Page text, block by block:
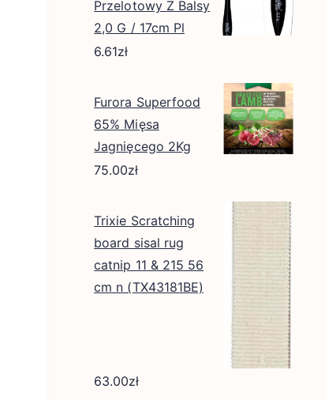
Przelotowy Z Balsy
2,0 G / 17cm Pl
6.61zł
Furora Superfood
65% Mięsa
Jagnięcego 2Kg
75.00zł
Trixie Scratching
board sisal rug
catnip 11 & 215 56
cm n (TX43181BE)
63.00zł